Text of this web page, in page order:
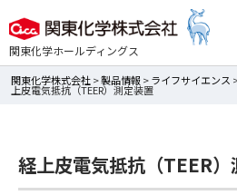
関東化学ホールディングス
関東化学株式会社>製品情報>ライフサイエンス
上皮電気抵抗（TEER）測定装置
経上皮電気抵抗（TEER）